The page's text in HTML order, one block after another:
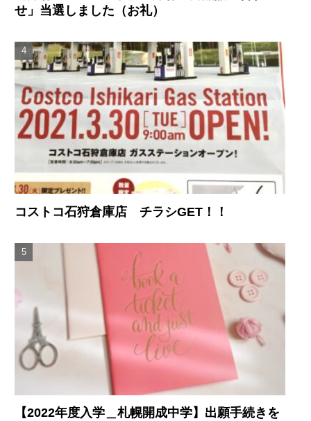
せ」当選しました（お礼）
コストコ石狩倉庫店 チラシGET！！
【2022年度入学＿札幌開成中学】出願手続きを